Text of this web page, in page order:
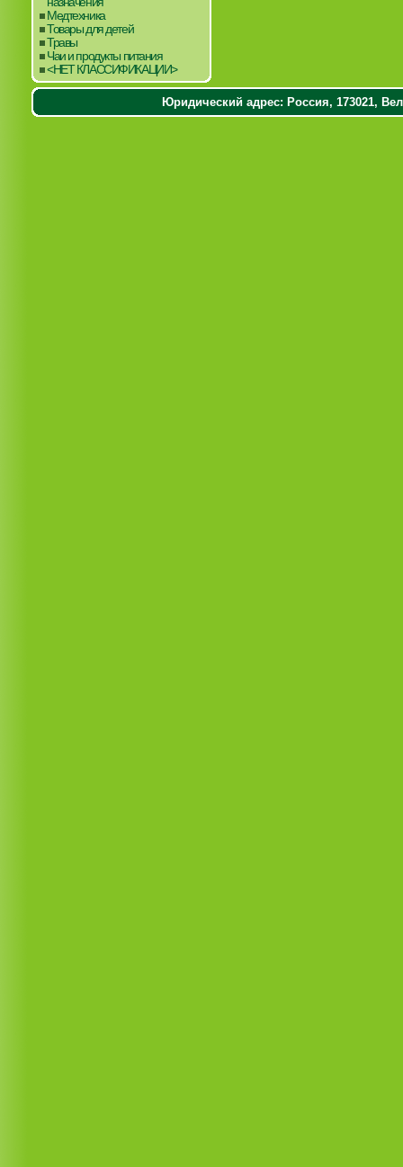
Медтехника
Товары для детей
Травы
Чаи и продукты питания
<НЕТ КЛАССИФИКАЦИИ>
Юридический адрес: Россия, 173021,